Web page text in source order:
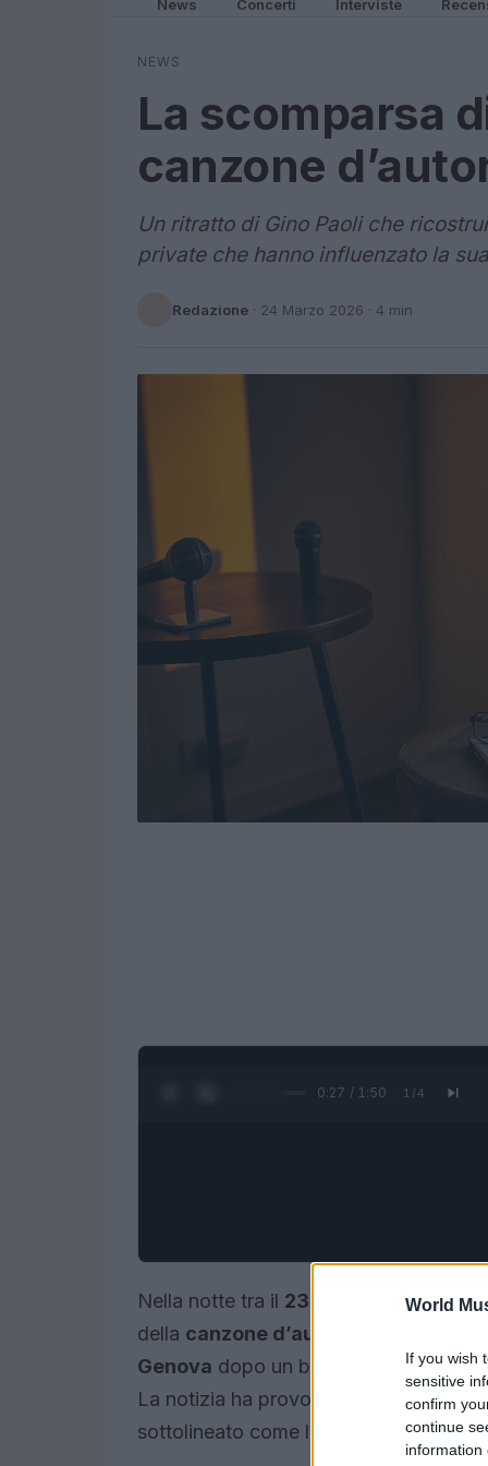
World
If you wish
sensitive
confirm
continue
information
News Concerti Interviste
NEWS
La scomparsa
canzone
Un ritratto di Gino Paoli che
private che hanno influenzato la
Redazione · 24 Marzo 2026 · 4 min
0:28 / 1:50 1 /4
Nella notte tra il 23 e il 24 marzo
della canzone d’autore
Genova dopo un breve ricovero: la
La notizia ha provocato un’ondata di
sottolineato come la sua produzione